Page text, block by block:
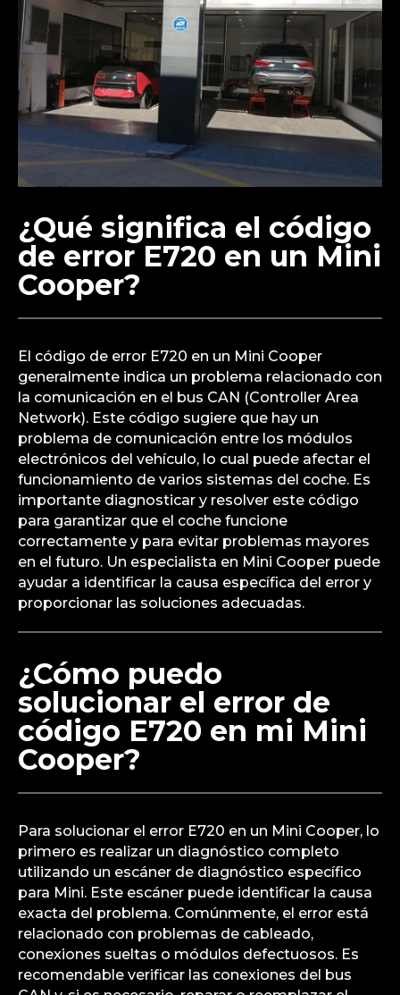
¿Qué significa el código
de error E720 en un Mini
Cooper?
El código de error E720 en un Mini Cooper
generalmente indica un problema relacionado con
la comunicación en el bus CAN (Controller Area
Network). Este código sugiere que hay un
problema de comunicación entre los módulos
electrónicos del vehículo, lo cual puede afectar el
funcionamiento de varios sistemas del coche. Es
importante diagnosticar y resolver este código
para garantizar que el coche funcione
correctamente y para evitar problemas mayores
en el futuro. Un especialista en Mini Cooper puede
ayudar a identificar la causa específica del error y
proporcionar las soluciones adecuadas.
¿Cómo puedo
solucionar el error de
código E720 en mi Mini
Cooper?
Para solucionar el error E720 en un Mini Cooper, lo
primero es realizar un diagnóstico completo
utilizando un escáner de diagnóstico específico
para Mini. Este escáner puede identificar la causa
exacta del problema. Comúnmente, el error está
relacionado con problemas de cableado,
conexiones sueltas o módulos defectuosos. Es
recomendable verificar las conexiones del bus